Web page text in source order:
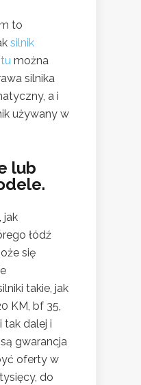
to
silnik
można
silnika
a i
używany w
lub
jak
łódź
się
takie, jak
KM, bf 35,
tak dalej i
gwarancja
oferty w
do